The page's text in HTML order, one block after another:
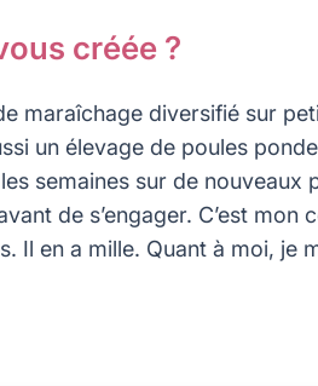
créée ?
maraîchage diversifié sur
un élevage de poules
semaines sur de nouveaux
de s’engager. C’est mon
Il en a mille. Quant à moi, je